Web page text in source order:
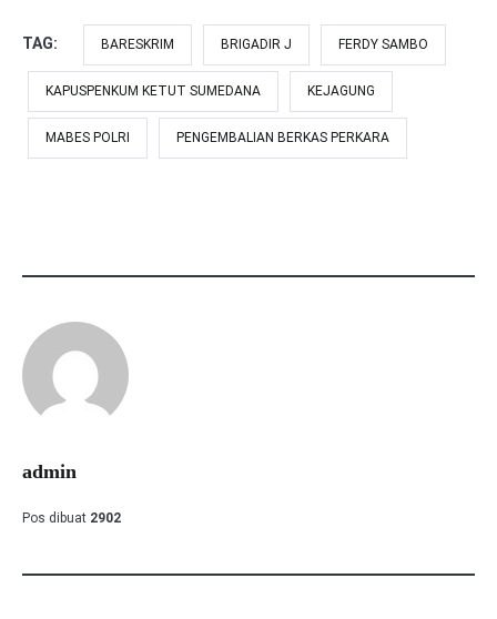
TAG: BARESKRIM BRIGADIR J FERDY SAMBO
KAPUSPENKUM KETUT SUMEDANA KEJAGUNG
MABES POLRI PENGEMBALIAN BERKAS PERKARA
admin
Pos dibuat 2902